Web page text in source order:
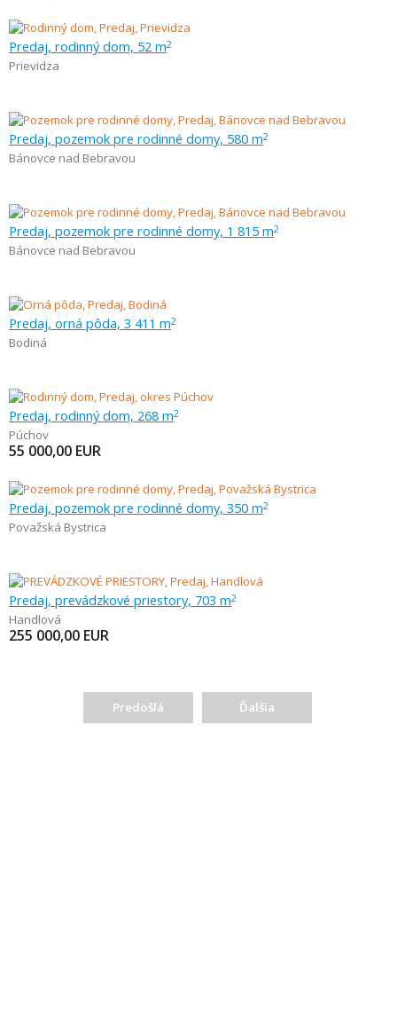
Predaj, rodinný dom, 52 m2
Prievidza
Predaj, pozemok pre rodinné domy, 580 m2
Bánovce nad Bebravou
Predaj, pozemok pre rodinné domy, 1 815 m2
Bánovce nad Bebravou
Predaj, orná pôda, 3 411 m2
Bodiná
Predaj, rodinný dom, 268 m2
Púchov
55 000,00 EUR
Predaj, pozemok pre rodinné domy, 350 m2
Považská Bystrica
Predaj, prevádzkové priestory, 703 m2
Handlová
255 000,00 EUR
Predošlá Ďalšia